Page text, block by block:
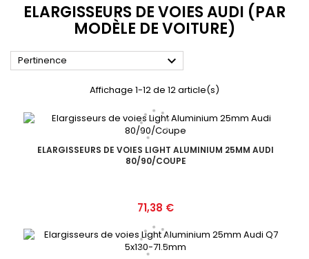
ELARGISSEURS DE VOIES AUDI (PAR
MODÈLE DE VOITURE)
Pertinence 
Affichage 1-12 de 12 article(s)
ELARGISSEURS DE VOIES LIGHT ALUMINIUM 25MM AUDI
80/90/COUPE
Prix
71,38 €